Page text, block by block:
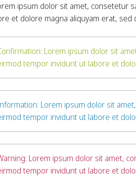
ipsum dolor sit amet, consetetur
et dolore magna aliquyam erat, sed
Lorem ipsum dolor sit
tempor invidunt ut labore et
Lorem ipsum dolor sit
tempor invidunt ut labore et
Lorem ipsum dolor sit amet,
tempor invidunt ut labore et